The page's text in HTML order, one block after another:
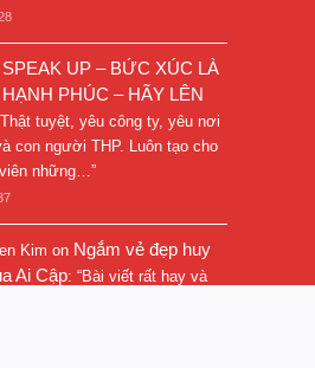
SPEAK UP – BỨC XÚC LÀ
PHÚC – HÃY LÊN
Thật tuyệt, yêu công ty, yêu nơi
con người THP. Luôn tạo cho
những… ”
Kim on Ngắm vẻ đẹp huy
Ai Cập: “Bài viết rất hay và